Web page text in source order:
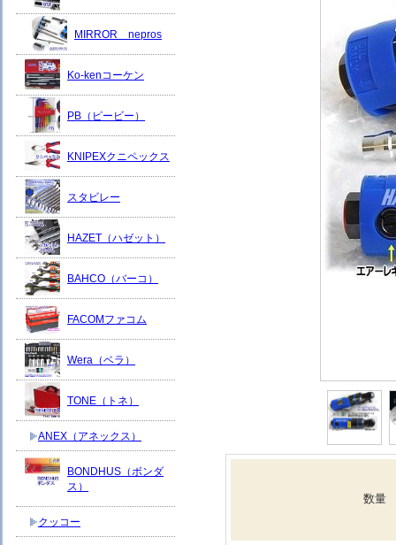
数量
MIRROR nepros
Ko-kenコーケン
PB（ピービー）
KNIPEXクニペックス
スタビレー
HAZET（ハゼット）
BAHCO（バーコ）
FACOMファコム
Wera（ベラ）
TONE（トネ）
ANEX（アネックス）
BONDHUS（ボンダ
ス）
クッコー